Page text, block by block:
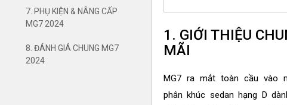
7. PHỤ KIỆN & NÂNG CẤP
MG7 2024
8. ĐÁNH GIÁ CHUNG MG7
2024
1. GIỚI THIỆU
MÃI
MG7 ra mắt toàn cầu vào
phân khúc sedan hạng D